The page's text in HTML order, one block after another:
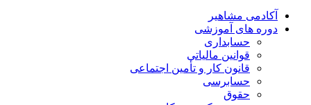
آکادمی مشاهیر
دوره های آموزشی
حسابداری
قوانین مالیاتی
قانون کار و تأمین اجتماعی
حسابرسی
حقوق